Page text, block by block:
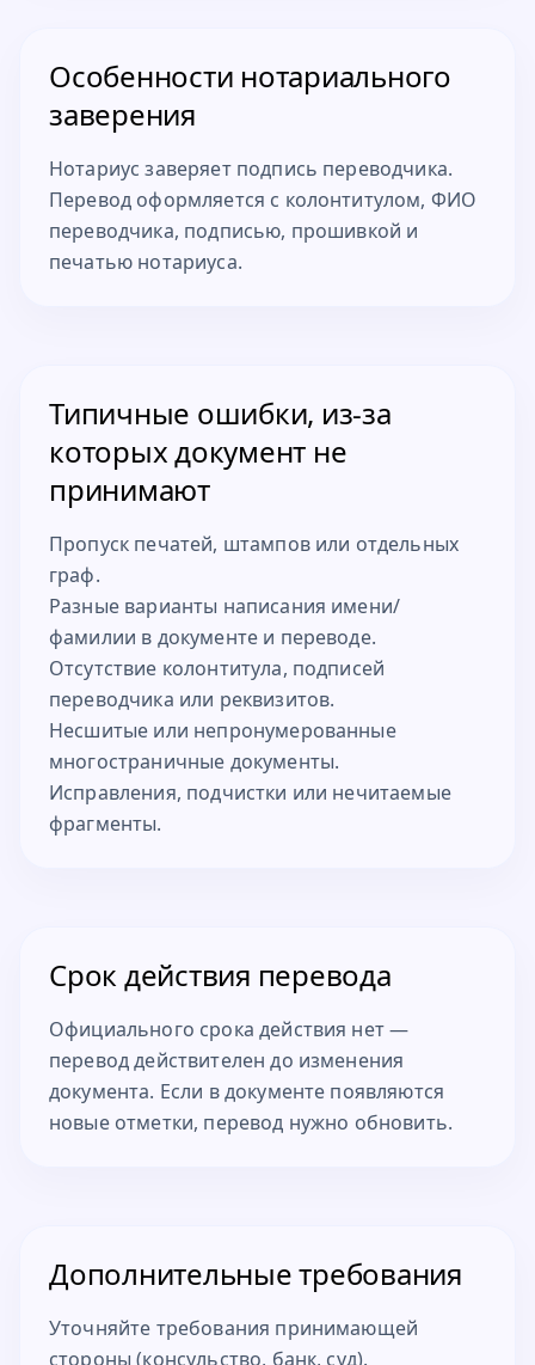
Особенности нотариального
заверения
Нотариус заверяет подпись переводчика.
Перевод оформляется с колонтитулом, ФИО
переводчика, подписью, прошивкой и
печатью нотариуса.
Типичные ошибки, из-за
которых документ не
принимают
Пропуск печатей, штампов или отдельных
граф.
Разные варианты написания имени/
фамилии в документе и переводе.
Отсутствие колонтитула, подписей
переводчика или реквизитов.
Несшитые или непронумерованные
многостраничные документы.
Исправления, подчистки или нечитаемые
фрагменты.
Срок действия перевода
Официального срока действия нет —
перевод действителен до изменения
документа. Если в документе появляются
новые отметки, перевод нужно обновить.
Дополнительные требования
Уточняйте требования принимающей
стороны (консульство, банк, суд).